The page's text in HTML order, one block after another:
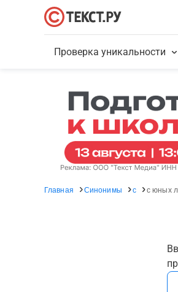
Проверка уникальности
Главная Синонимы с с юных